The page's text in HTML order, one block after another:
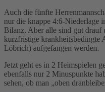
Auch die fünfte
nur die knappe 4:6-Niederlage
Bilanz. Aber alle sind gut drauf
kurzfristige krankheitsbedingte
Löbrich) aufgefangen werden.
Jetzt geht es in 2 Heimspielen
ebenfalls nur 2 Minuspunkte
sehen, ob man „oben